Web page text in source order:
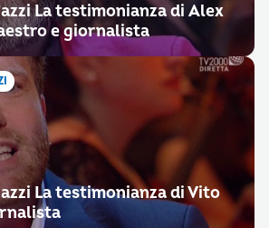
La testimonianza di Alex
e giornalista
La testimonianza di Vito